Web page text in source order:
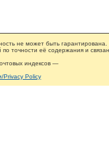
не может быть гарантирована.
точности её содержания и
индексов —
Privacy Policy